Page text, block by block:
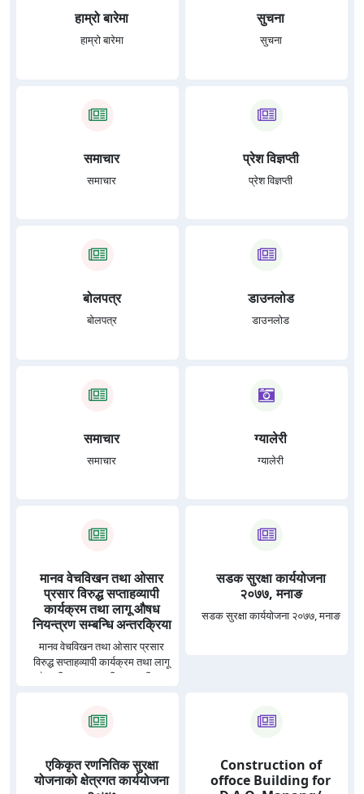
हाम्रो बारेमा
हाम्रो बारेमा
सुचना
सुचना
समाचार
समाचार
प्रेश विज्ञप्ती
प्रेश विज्ञप्ती
बोलपत्र
बोलपत्र
डाउनलोड
डाउनलोड
समाचार
समाचार
ग्यालेरी
ग्यालेरी
मानव वेचविखन तथा ओसार
प्रसार विरुद्ध सप्ताहव्यापी
कार्यक्रम तथा लागू औषध
नियन्त्रण सम्बन्धि अन्तरक्रिया
मानव वेचविखन तथा ओसार प्रसार
विरुद्ध सप्ताहव्यापी कार्यक्रम तथा लागू
औषध नियन्त्रण सम्बन्धि अन्तरक्रिया
सडक सुरक्षा कार्ययोजना
२०७७, मनाङ
सडक सुरक्षा कार्ययोजना २०७७, मनाङ
एकिकृत रणनितिक सुरक्षा
योजनाको क्षेत्रगत कार्ययोजना
Construction of
offoce Building for